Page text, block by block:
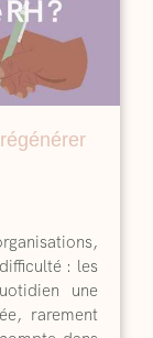
: les
une
rarement